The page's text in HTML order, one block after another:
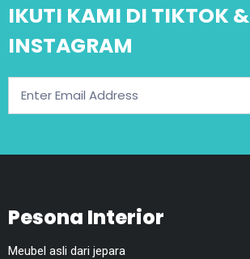
IKUTI KAMI DI TIKTOK &
INSTAGRAM
Pesona Interior
Meubel asli dari jepara